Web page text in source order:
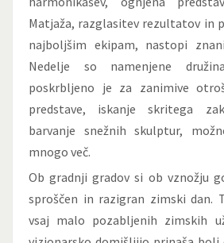
Matjaža, razglasitev rezultatov in
najboljšim ekipam, nastopi
Nedelje so namenjene
poskrbljeno je za zanimive
predstave, iskanje skritega
barvanje snežnih skulptur,
mnogo več.
Ob gradnji gradov si ob vznožju
sproščen in razigran zimski dan.
vsaj malo pozabljenih zimskih